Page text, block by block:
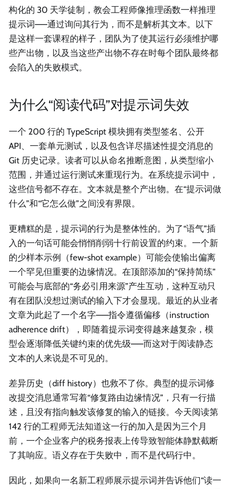
构化的 30 天学徒制，教会工程师像推理函数一样推理
提示词——通过询问其行为，而不是解析其文本。以下
是这样一套课程的样子，团队为了使其运行必须维护哪
些产出物，以及当这些产出物不存在时每个团队最终都
会陷入的失败模式。
为什么“阅读代码”对提示词失效
一个 200 行的 TypeScript 模块拥有类型签名、公开
API、一套单元测试，以及包含详尽描述性提交消息的
Git 历史记录。读者可以从命名推断意图，从类型缩小
范围，并通过运行测试来重现行为。在系统提示词中，
这些信号都不存在。文本就是整个产出物。在“提示词做
什么”和“它怎么做”之间没有界限。
更糟糕的是，提示词的行为是整体性的。为了“语气”插
入的一句话可能会悄悄削弱十行前设置的约束。一个新
的少样本示例（few-shot example）可能会使输出偏离
一个罕见但重要的边缘情况。在顶部添加的“保持简练”
可能会与底部的“务必引用来源”产生互动，这种互动只
有在团队没想过测试的输入下才会显现。最近的从业者
文章为此起了一个名字——指令遵循偏移（instruction
adherence drift），即随着提示词变得越来越复杂，模
型会逐渐降低关键约束的优先级——而这对于阅读静态
文本的人来说是不可见的。
差异历史（diff history）也救不了你。典型的提示词修
改提交消息通常写着“修复路由边缘情况”，只有一行描
述，且没有指向触发该修复的输入的链接。今天阅读第
142 行的工程师无法知道这一行的加入是因为三个月
前，一个企业客户的税务报表上传导致智能体静默截断
了其响应。语义存在于失败中，而不是代码行中。
因此，如果向一名新工程师展示提示词并告诉他们“读一